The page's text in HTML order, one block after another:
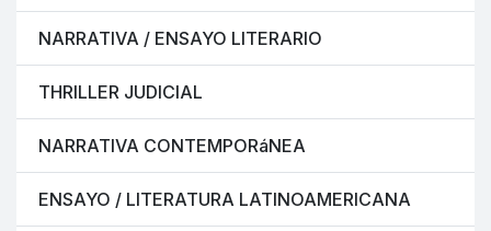
NARRATIVA / ENSAYO LITERARIO
THRILLER JUDICIAL
NARRATIVA CONTEMPORáNEA
ENSAYO / LITERATURA LATINOAMERICANA